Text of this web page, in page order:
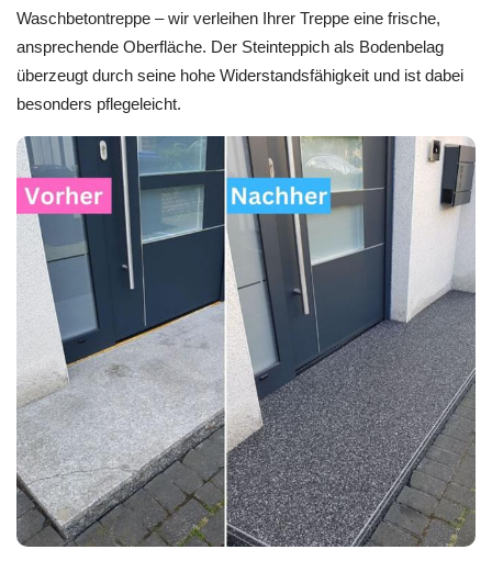
Waschbetontreppe – wir verleihen Ihrer Treppe eine frische,
ansprechende Oberfläche. Der Steinteppich als Bodenbelag
überzeugt durch seine hohe Widerstandsfähigkeit und ist dabei
besonders pflegeleicht.